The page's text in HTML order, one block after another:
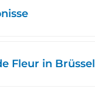
Fleur in Brüssel